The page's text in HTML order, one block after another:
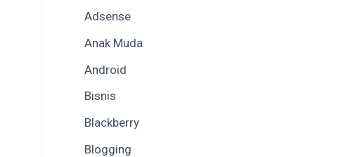
Adsense
Anak Muda
Android
Bisnis
Blackberry
Blogging